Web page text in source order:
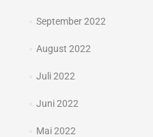
September 2022
August 2022
Juli 2022
Juni 2022
Mai 2022